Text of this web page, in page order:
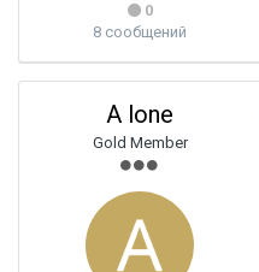
0
8 сообщений
A lone
Gold Member